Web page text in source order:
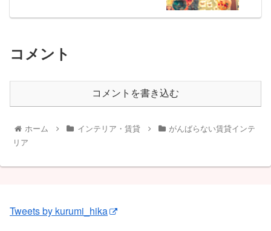
コメント
コメントを書き込む
ホーム インテリア・賃貸
がんばらない賃貸インテ
リア
Tweets by kurumi_hika